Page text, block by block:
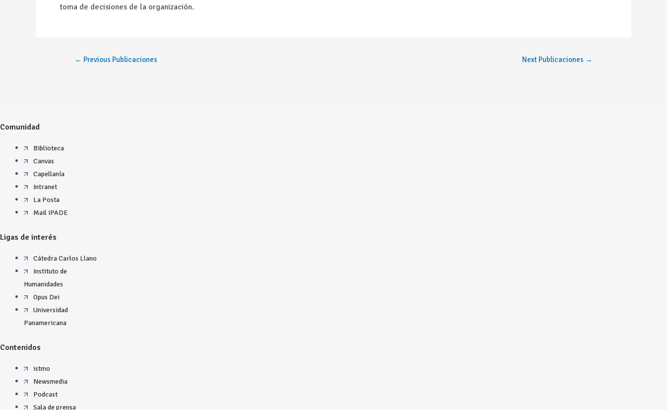
toma de decisiones de la organización.
← Previous Publicaciones Next Publicaciones →
Comunidad
Biblioteca
Canvas
Capellanía
Intranet
La Posta
Mail IPADE
Ligas de interés
Cátedra Carlos Llano
Instituto de
Humanidades
Opus Dei
Universidad
Panamericana
Contenidos
istmo
Newsmedia
Podcast
Sala de prensa